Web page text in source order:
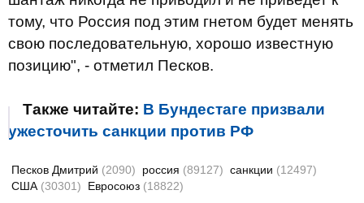
тому, что Россия под этим гнетом будет менять
свою последовательную, хорошо известную
позицию", - отметил Песков.
Также читайте: В Бундестаге призвали
ужесточить санкции против РФ
Песков Дмитрий (2090) россия (89127) санкции (12497)
США (30301) Евросоюз (18822)